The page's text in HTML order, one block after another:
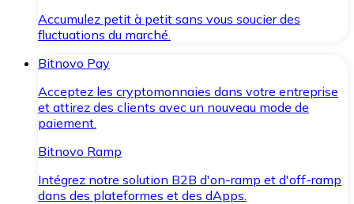
Accumulez petit à petit sans vous soucier des
fluctuations du marché.
Bitnovo Pay
Acceptez les cryptomonnaies dans votre entreprise
et attirez des clients avec un nouveau mode de
paiement.
Bitnovo Ramp
Intégrez notre solution B2B d'on-ramp et d'off-ramp
dans des plateformes et des dApps.